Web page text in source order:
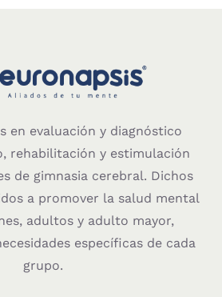
en evaluación y diagnóstico
rehabilitación y estimulación
de gimnasia cerebral. Dichos
a promover la salud mental
adultos y adulto mayor,
específicas de cada
grupo.